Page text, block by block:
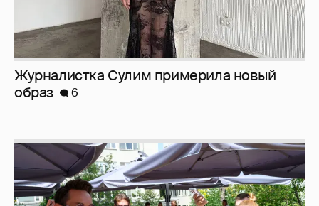
Журналистка Сулим примерила новый
образ
6